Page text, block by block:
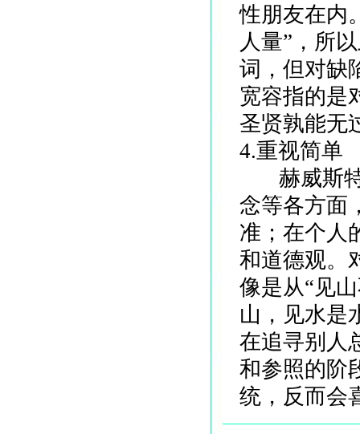
性朋友在内
人量”，所
词，但对缺
宽容指的是
圣贤孰能无
4.重视简单
赫威斯特
念等各方面
准；在个人
和道德观。
像是从“见
山，见水是
在追寻别人
和参照的阶
统，反而会